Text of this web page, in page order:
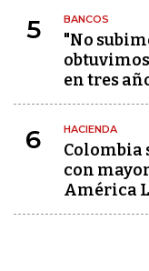
5 BANCOS
"No
en tres
6 HACIENDA
Colombia
con
América